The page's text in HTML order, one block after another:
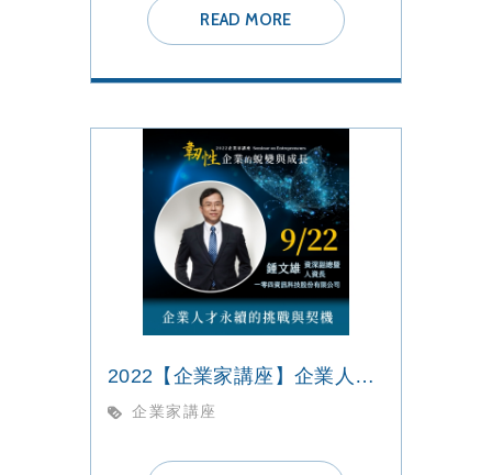
READ MORE
2022【企業家講座】企業人才永續的挑戰與契機
企業家講座